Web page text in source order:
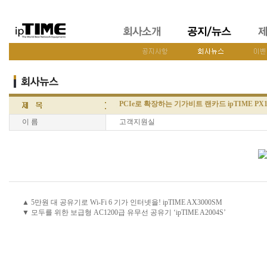
PCIe로 확장하는 기가비트 랜카드 ipTIME
이 름 고객지원실
▲ 5만원 대 공유기로 Wi-Fi 6 기가 인터넷을! ipTIME AX3000SM
▼ 모두를 위한 보급형 AC1200급 유무선 공유기 ‘ipTIME A2004S’